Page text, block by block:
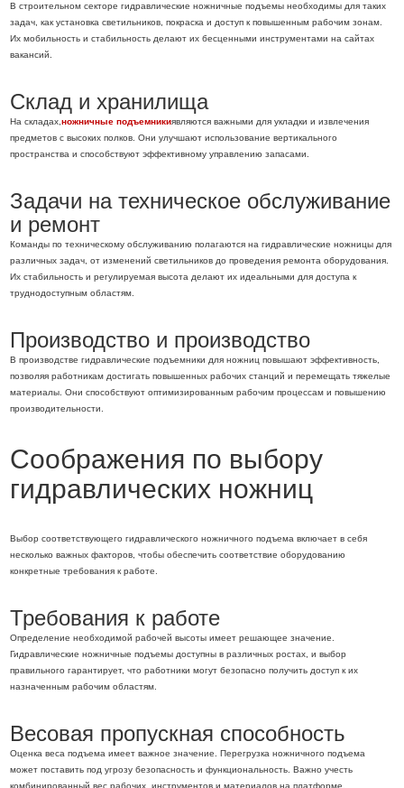
В строительном секторе гидравлические ножничные подъемы необходимы для таких
задач, как установка светильников, покраска и доступ к повышенным рабочим зонам.
Их мобильность и стабильность делают их бесценными инструментами на сайтах
вакансий.
Склад и хранилища
На складах,ножничные подъемникиявляются важными для укладки и извлечения
предметов с высоких полков. Они улучшают использование вертикального
пространства и способствуют эффективному управлению запасами.
Задачи на техническое обслуживание
и ремонт
Команды по техническому обслуживанию полагаются на гидравлические ножницы для
различных задач, от изменений светильников до проведения ремонта оборудования.
Их стабильность и регулируемая высота делают их идеальными для доступа к
труднодоступным областям.
Производство и производство
В производстве гидравлические подъемники для ножниц повышают эффективность,
позволяя работникам достигать повышенных рабочих станций и перемещать тяжелые
материалы. Они способствуют оптимизированным рабочим процессам и повышению
производительности.
Соображения по выбору
гидравлических ножниц
Выбор соответствующего гидравлического ножничного подъема включает в себя
несколько важных факторов, чтобы обеспечить соответствие оборудованию
конкретные требования к работе.
Требования к работе
Определение необходимой рабочей высоты имеет решающее значение.
Гидравлические ножничные подъемы доступны в различных ростах, и выбор
правильного гарантирует, что работники могут безопасно получить доступ к их
назначенным рабочим областям.
Весовая пропускная способность
Оценка веса подъема имеет важное значение. Перегрузка ножничного подъема
может поставить под угрозу безопасность и функциональность. Важно учесть